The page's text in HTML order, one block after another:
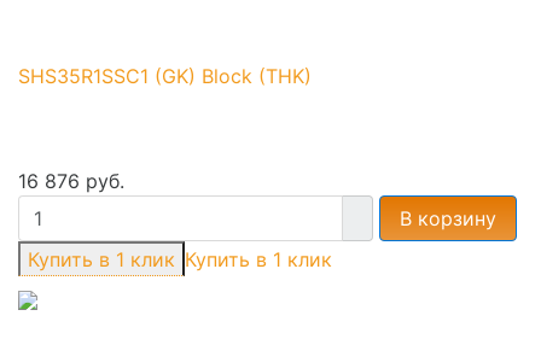
SHS35R1SSC1 (GK) Block (THK)
16 876 руб.
В корзину
Купить в 1 клик